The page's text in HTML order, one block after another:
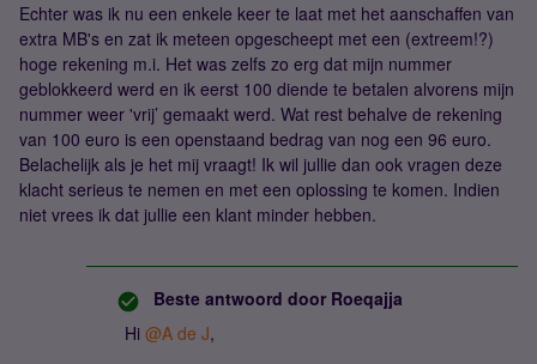
Echter was ik nu een enkele keer te laat met het aanschaffen van
extra MB's en zat ik meteen opgescheept met een (extreem!?)
hoge rekening m.i. Het was zelfs zo erg dat mijn nummer
geblokkeerd werd en ik eerst 100 diende te betalen alvorens mijn
nummer weer 'vrij’ gemaakt werd. Wat rest behalve de rekening
van 100 euro is een openstaand bedrag van nog een 96 euro.
Belachelijk als je het mij vraagt! Ik wil jullie dan ook vragen deze
klacht serieus te nemen en met een oplossing te komen. Indien
niet vrees ik dat jullie een klant minder hebben.
Beste antwoord door Roeqajja
Hi ​ @A de J,